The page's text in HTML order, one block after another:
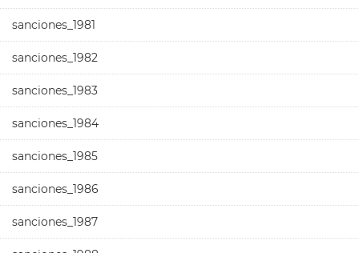
sanciones_1981
sanciones_1982
sanciones_1983
sanciones_1984
sanciones_1985
sanciones_1986
sanciones_1987